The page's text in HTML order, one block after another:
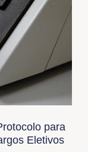
para
Eletivos